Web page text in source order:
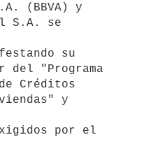
(BBVA) y
S.A. se
su
"Programa
Créditos
y
por el